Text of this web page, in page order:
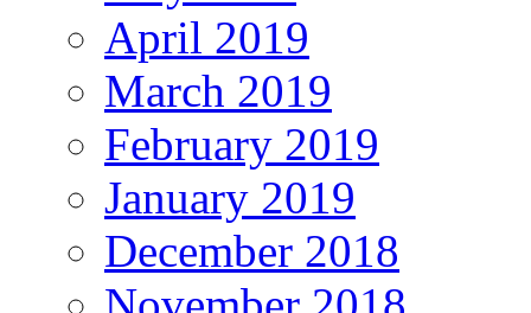
April 2019
March 2019
February 2019
January 2019
December 2018